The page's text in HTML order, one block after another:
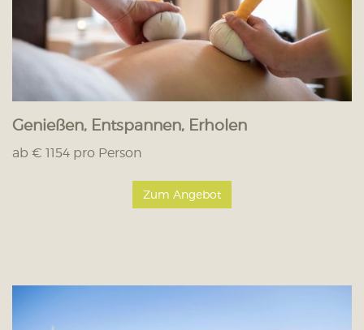
Genießen, Entspannen, Erholen
ab € 1154 pro Person
Zum Angebot